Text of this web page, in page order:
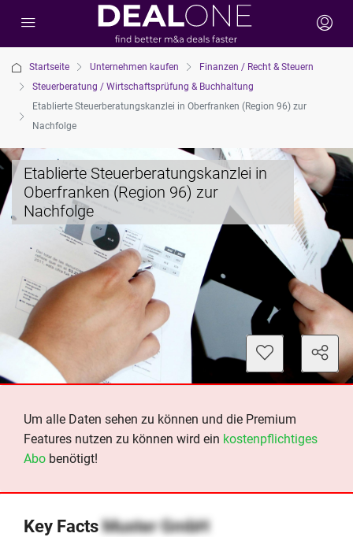
Startseite Unternehmen kaufen
Finanzen / Recht & Steuern
Steuerberatung / Wirtschaftsprüfung & Buchhaltung
Etablierte Steuerberatungskanzlei in Oberfranken (Region 96) zur
Nachfolge
Etablierte Steuerberatungskanzlei in
Oberfranken (Region 96) zur
Nachfolge
Um alle Daten sehen zu können und die Premium
Features nutzen zu können wird ein kostenpflichtiges
Abo benötigt!
Key FactsMuster GmbH